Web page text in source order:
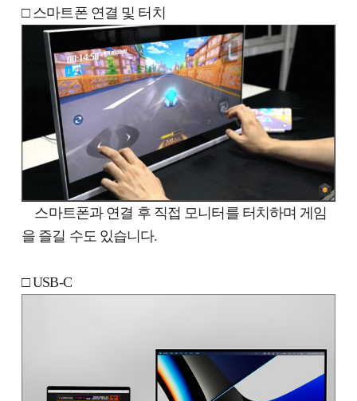
□ 스마트폰 연결 및 터치
스마트폰과 연결 후 직접 모니터를 터치하며 게임
을 즐길 수도 있습니다.
□ USB-C